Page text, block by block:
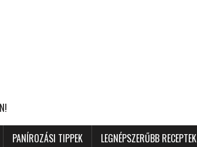
PANÍROZÁSI TIPPEK LEGNÉPSZERŰBB RECEPTEK